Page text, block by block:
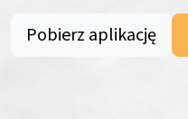
Pobierz aplikację